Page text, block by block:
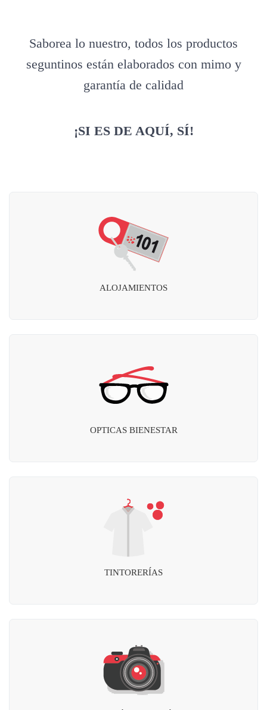
Saborea lo nuestro, todos los productos
seguntinos están elaborados con mimo y
garantía de calidad
¡SI ES DE AQUÍ, SÍ!
ALOJAMIENTOS
OPTICAS BIENESTAR
TINTORERÍAS